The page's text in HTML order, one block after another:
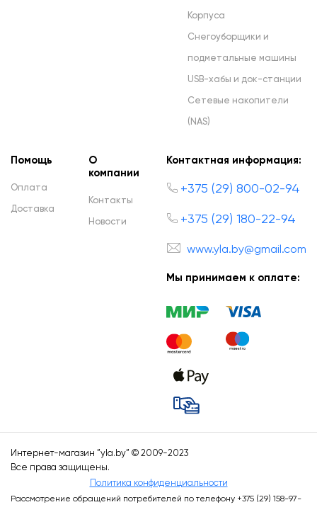
Корпуса
Снегоуборщики и
подметальные машины
USB-хабы и док-станции
Сетевые накопители
(NAS)
Помощь
Оплата
Доставка
О
компании
Контакты
Новости
Контактная информация:
+375 (29) 800-02-94
+375 (29) 180-22-94
www.yla.by@gmail.com
Мы принимаем к оплате:
Интернет-магазин ”yla.by” © 2009-2023
Все права защищены.
Политика конфиденциальности
Рассмотрение обращений потребителей по телефону +375 (29) 158-97-